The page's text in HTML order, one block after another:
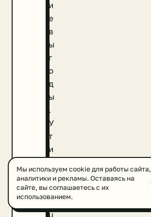
и
е
в
ы
г
о
д
ы
.
У
т
и
и
з
а
ц
Мы используем cookie для работы сайта,
аналитики и рекламы. Оставаясь на
сайте, вы соглашаетесь с их
использованием.